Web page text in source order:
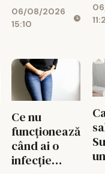
ta cu Lingua
Transcript
06/08/2026
15:10
Ce nu
funcționează
când ai o
infecție